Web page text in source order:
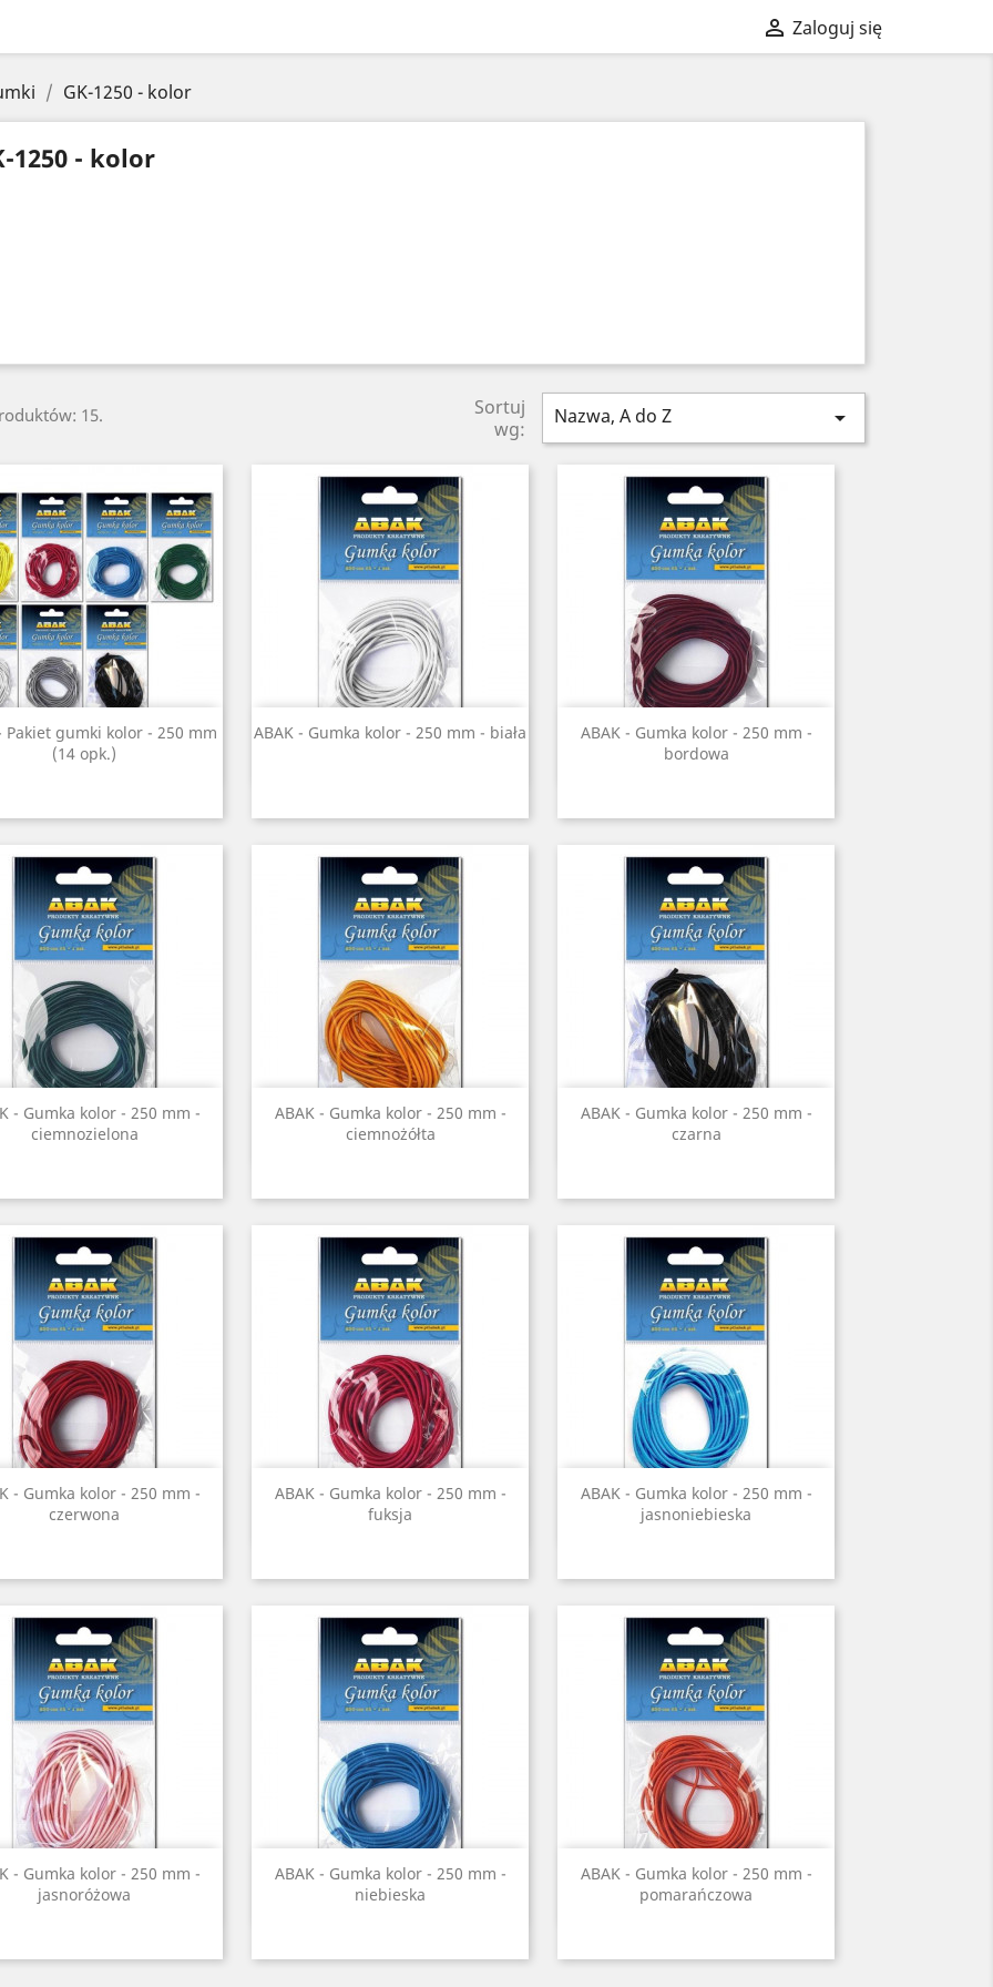
 Zaloguj się
GK-1250 - kolor
1250 - kolor
15.
Sortuj
wg:
Nazwa, A do Z 
Pakiet gumki kolor - 250 mm
(14 opk.)
Szybki podgląd ABAK - Gumka kolor - 250 mm - biała
Szybki podgląd
ABAK - Gumka kolor - 250 mm -
bordowa
Szybki podgląd
- Gumka kolor - 250 mm -
ciemnozielona
Szybki podgląd
ABAK - Gumka kolor - 250 mm -
ciemnożółta
Szybki podgląd
ABAK - Gumka kolor - 250 mm -
czarna
Szybki podgląd
- Gumka kolor - 250 mm -
czerwona
Szybki podgląd
ABAK - Gumka kolor - 250 mm -
fuksja
Szybki podgląd
ABAK - Gumka kolor - 250 mm -
jasnoniebieska
Szybki podgląd
- Gumka kolor - 250 mm -
jasnoróżowa
Szybki podgląd
ABAK - Gumka kolor - 250 mm -
niebieska
Szybki podgląd
ABAK - Gumka kolor - 250 mm -
pomarańczowa
Szybki podgląd